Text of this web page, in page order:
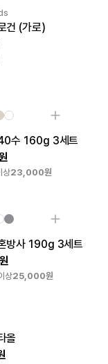
건 (가로)
1개
수 160g 3세트
상23,000원
1개
방사 190g 3세트
상25,000원
올
긴소매
인기 브랜드
트리플에이